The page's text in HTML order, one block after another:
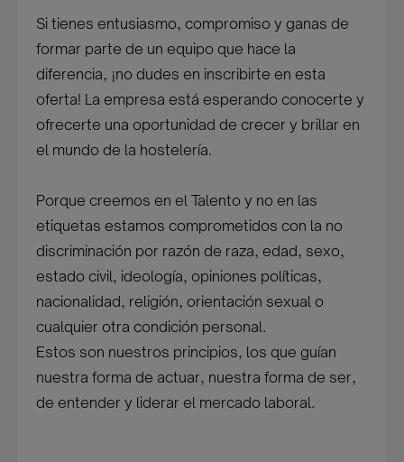
Si tienes entusiasmo, compromiso y ganas de
formar parte de un equipo que hace la
diferencia, ¡no dudes en inscribirte en esta
oferta! La empresa está esperando conocerte y
ofrecerte una oportunidad de crecer y brillar en
el mundo de la hostelería.
Porque creemos en el Talento y no en las
etiquetas estamos comprometidos con la no
discriminación por razón de raza, edad, sexo,
estado civil, ideología, opiniones políticas,
nacionalidad, religión, orientación sexual o
cualquier otra condición personal.
Estos son nuestros principios, los que guían
nuestra forma de actuar, nuestra forma de ser,
de entender y liderar el mercado laboral.